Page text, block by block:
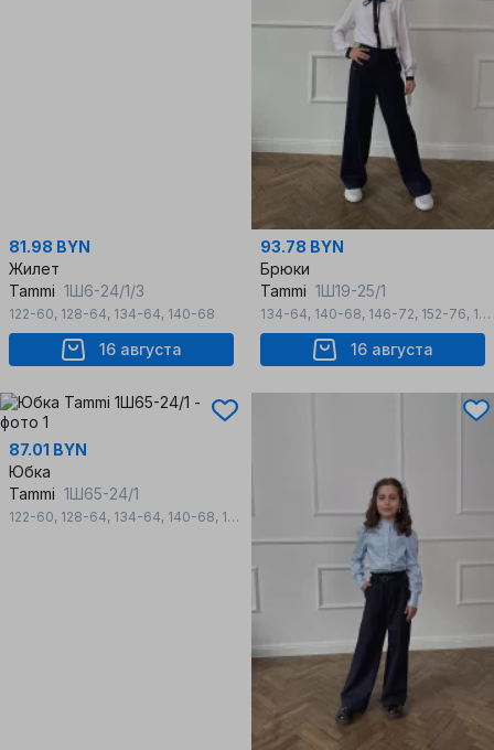
81.98 BYN
Жилет
Tammi 1Ш6-24/1/3
122-60, 128-64, 134-64, 140-68
16 августа
93.78 BYN
Брюки
Tammi 1Ш19-25/1
134-64, 140-68, 146-72, 152-76, 158-80
16 августа
87.01 BYN
Юбка
Tammi 1Ш65-24/1
122-60, 128-64, 134-64, 140-68, 146-72